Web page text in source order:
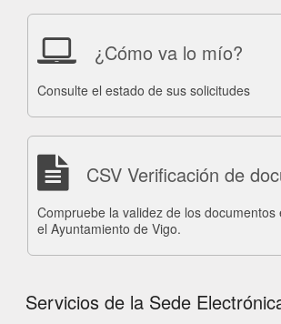
¿Cómo va lo mío?
Consulte el estado de sus solicitudes
CSV Verificación de
Compruebe la validez de los documentos
el Ayuntamiento de Vigo.
Servicios de la Sede